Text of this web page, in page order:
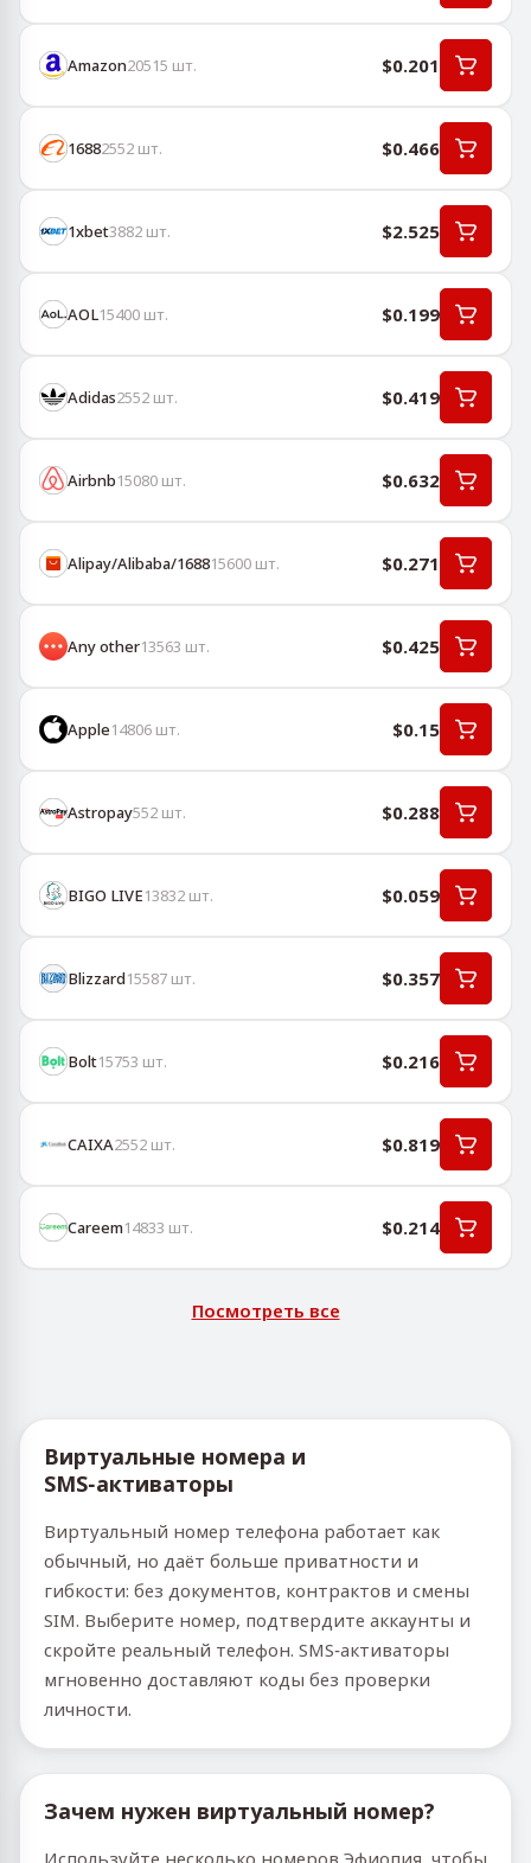
Amazon20515 шт. $0.201
16882552 шт. $0.466
1хbet3882 шт. $2.525
AOL15400 шт. $0.199
Adidas2552 шт. $0.419
Airbnb15080 шт. $0.632
Alipay/Alibaba/168815600 шт. $0.271
Any other13563 шт. $0.425
Apple14806 шт. $0.15
Astropay552 шт. $0.288
BIGO LIVE13832 шт. $0.059
Blizzard15587 шт. $0.357
Bolt15753 шт. $0.216
CAIXA2552 шт. $0.819
Careem14833 шт. $0.214
Посмотреть все
Виртуальные номера и
SMS‑активаторы
Виртуальный номер телефона работает как
обычный, но даёт больше приватности и
гибкости: без документов, контрактов и смены
SIM. Выберите номер, подтвердите аккаунты и
скройте реальный телефон. SMS‑активаторы
мгновенно доставляют коды без проверки
личности.
Зачем нужен виртуальный номер?
Используйте несколько номеров Эфиопия, чтобы